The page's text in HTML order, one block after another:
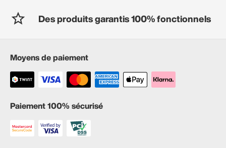
Des produits garantis 100% fonctionnels
Moyens de paiement
Paiement 100% sécurisé